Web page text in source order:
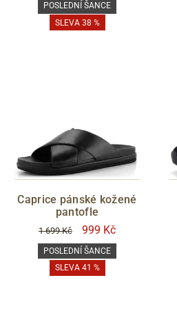
POSLEDNÍ ŠANCE
SLEVA 38 %
Caprice pánské kožené
pantofle
1 699 Kč 999 Kč
POSLEDNÍ ŠANCE
SLEVA 41 %